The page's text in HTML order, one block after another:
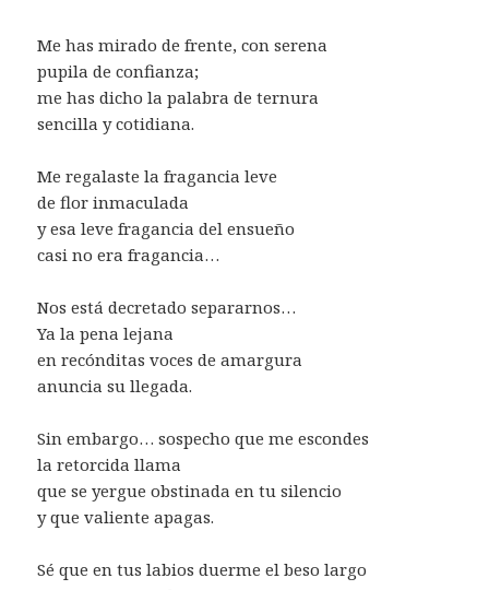
Me has mirado de frente, con serena
pupila de confianza;
me has dicho la palabra de ternura
sencilla y cotidiana.
Me regalaste la fragancia leve
de flor inmaculada
y esa leve fragancia del ensueño
casi no era fragancia…
Nos está decretado separarnos…
Ya la pena lejana
en recónditas voces de amargura
anuncia su llegada.
Sin embargo… sospecho que me escondes
la retorcida llama
que se yergue obstinada en tu silencio
y que valiente apagas.
Sé que en tus labios duerme el beso largo